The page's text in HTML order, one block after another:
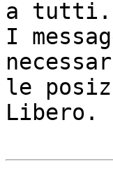
a tutti.
I
le
Libero.